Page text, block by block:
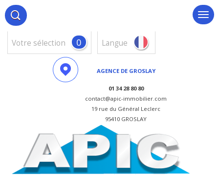
votre sélection 0 Langue
AGENCE DE GROSLAY
01 34 28 80 80
contact@apic-immobilier.com
19 rue du Général Leclerc
95410 GROSLAY